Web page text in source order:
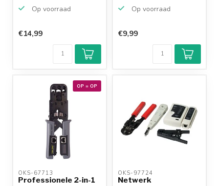
Op voorraad
€14,99
Op voorraad
€9,99
OP = OP
OKS-67713
Professionele 2-in-1
OKS-97724
Netwerk